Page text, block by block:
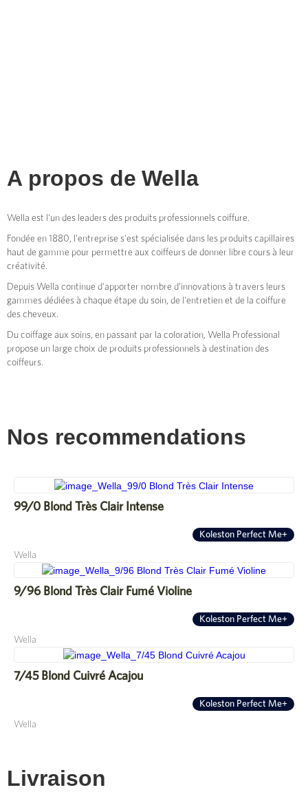
A propos de Wella
Wella est l'un des leaders des produits professionnels coiffure.
Fondée en 1880, l'entreprise s'est spécialisée dans les produits capillaires
haut de gamme pour permettre aux coiffeurs de donner libre cours à leur
créativité.
Depuis Wella continue d'apporter nombre d'innovations à travers leurs
gammes dédiées à chaque étape du soin, de l'entretien et de la coiffure
des cheveux.
Du coiffage aux soins, en passant par la coloration, Wella Professional
propose un large choix de produits professionnels à destination des
coiffeurs.
Nos recommendations
99/0 Blond Très Clair Intense
Koleston Perfect Me+
Wella
9/96 Blond Très Clair Fumé Violine
Koleston Perfect Me+
Wella
7/45 Blond Cuivré Acajou
Koleston Perfect Me+
Wella
Livraison